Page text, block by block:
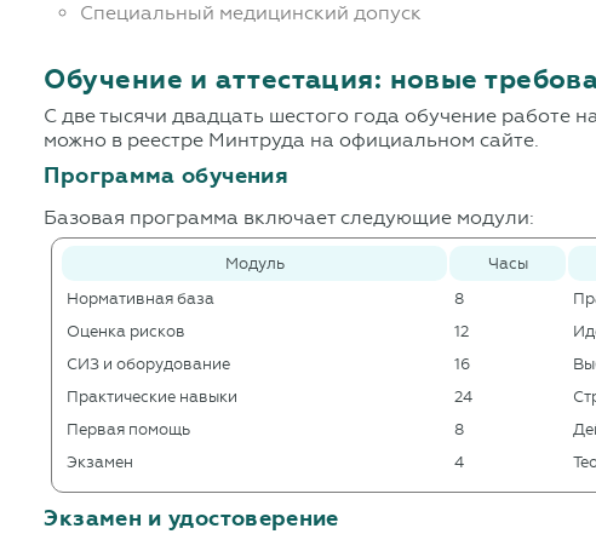
Специальный медицинский допуск
Обучение и аттестация: новые
С две тысячи двадцать шестого года обучение работе
можно в реестре Минтруда на официальном сайте.
Программа обучения
Базовая программа включает следующие модули:
Модуль Часы
Нормативная база
8
Оценка рисков
12
СИЗ и оборудование
16
Практические навыки
24
Первая помощь
8
Экзамен
4
Экзамен и удостоверение